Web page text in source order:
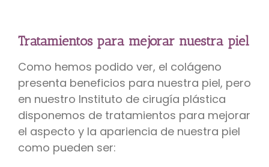
Tratamientos para mejorar nuestra piel
Como hemos podido ver, el colágeno
presenta beneficios para nuestra piel, pero
en nuestro Instituto de cirugía plástica
disponemos de tratamientos para mejorar
el aspecto y la apariencia de nuestra piel
como pueden ser: